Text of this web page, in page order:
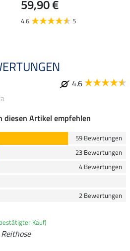
59,90 €
4.6 5
4.6
diesen Artikel empfehlen
59 Bewertungen
23 Bewertungen
4 Bewertungen
2 Bewertungen
Kauf)